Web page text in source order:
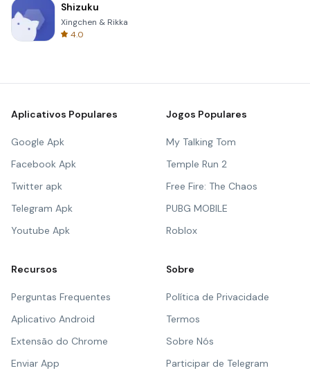
Shizuku
Xingchen & Rikka
4.0
Aplicativos Populares
Google Apk
Facebook Apk
Twitter apk
Telegram Apk
Youtube Apk
Jogos Populares
My Talking Tom
Temple Run 2
Free Fire: The Chaos
PUBG MOBILE
Roblox
Recursos
Perguntas Frequentes
Aplicativo Android
Extensão do Chrome
Enviar App
Sobre
Política de Privacidade
Termos
Sobre Nós
Participar de Telegram